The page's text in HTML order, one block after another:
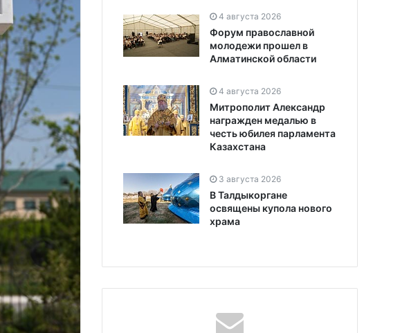
4 августа 2026
Форум православной
молодежи прошел в
Алматинской области
4 августа 2026
Митрополит Александр
награжден медалью в
честь юбилея парламента
Казахстана
3 августа 2026
В Талдыкоргане
освящены купола нового
храма